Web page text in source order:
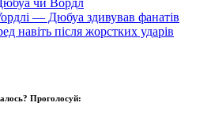
— Дюбуа здивував фанатів
навіть після жорстких ударів
Проголосуй: